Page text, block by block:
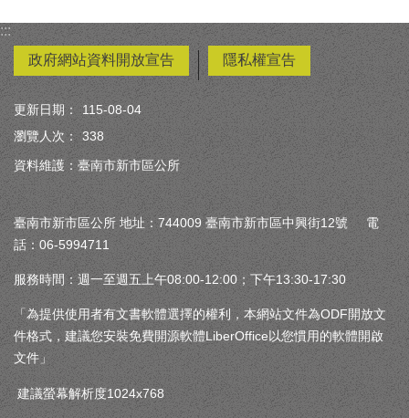
:::
政府網站資料開放宣告
隱私權宣告
更新日期：
115-08-04
瀏覽人次：
338
資料維護：臺南市新市區公所
臺南市新市區公所 地址：744009 臺南市新市區中興街12號 電
話：06-5994711
服務時間：週一至週五上午08:00-12:00；下午13:30-17:30
「為提供使用者有文書軟體選擇的權利，本網站文件為ODF開放文
件格式，建議您安裝免費開源軟體LiberOffice以您慣用的軟體開啟
文件」
建議螢幕解析度1024x768